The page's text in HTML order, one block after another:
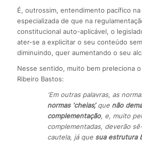
É, outrossim, entendimento pacífico
especializada de que na
constitucional auto-aplicável, o
ater-se a explicitar o seu conteúdo
diminuindo, quer aumentando o seu
Nesse sentido, muito bem preleciona
Ribeiro Bastos:
‘Em outras palavras, as
normas ‘cheias’,que não
complementação, e, muito
complementadas, deverão
cautela, já que sua estrutura